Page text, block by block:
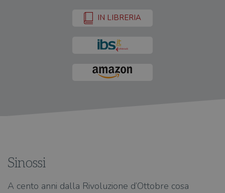
IN LIBRERIA
Sinossi
A cento anni dalla Rivoluzione d’Ottobre cosa